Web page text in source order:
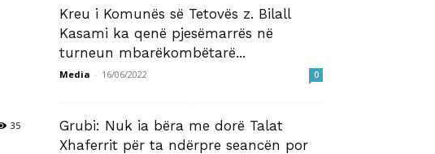
35
Kreu i Komunës së Tetovës z. Bilall
Kasami ka qenë pjesëmarrës në
turneun mbarëkombëtarë...
Media - 16/06/2022 0
Grubi: Nuk ia bëra me dorë Talat
Xhaferrit për ta ndërpre seancën por